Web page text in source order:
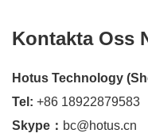
Kontakta Oss
Hotus Technology
Tel: +86 18922879583
Skype： bc@hotus.cn